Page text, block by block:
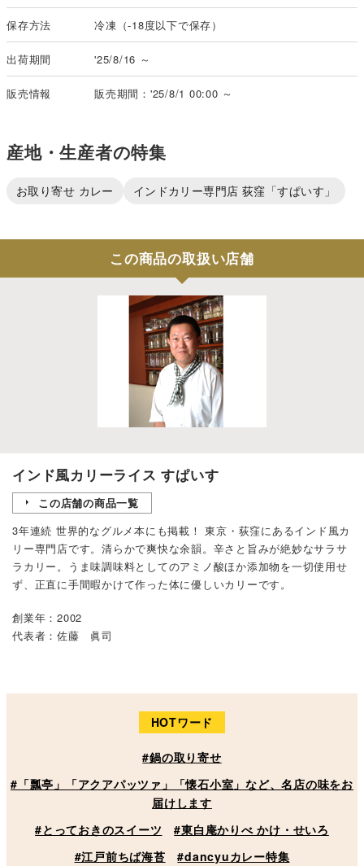
保存方法 冷凍（-18度以下で保存）
出荷期間 '25/8/16 ～
販売情報 販売期間：'25/8/1 00:00 ～
産地・生産者の特集
お取り寄せ カレー インドカリー専門店 荻窪「すぱいす」
この商品の取扱い店舗
インド風カリーライス すぱいす
この店舗の商品一覧
3年連続 世界的なグルメ本にも掲載！ 東京・荻窪にあるインド風カ
リー専門店です。清らかで爽快な余韻。辛さと旨みが絶妙なサラサ
ラカリー。うま味調味料としてのアミノ酸ほか添加物を一切使用せ
ず、正直に手間暇かけて作った体に優しいカリーです。
創業年：2002
代表者：佐藤 眞司
HOTワード
#鍋の取り寄せ
#「瓢亭」「アクアパッツァ」「懐石小室」など、名店の味をお
届けします
#とっておきのスイーツ
#東白庵かりべ かけ・せいろ
#江戸前ちば海苔
#dancyuカレー特集